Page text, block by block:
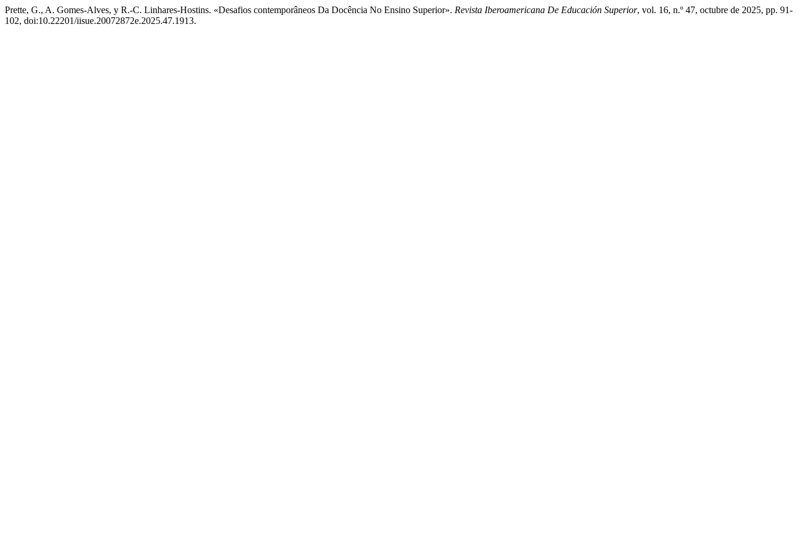
Prette, G., A. Gomes-Alves, y R.-C. Linhares-Hostins. «Desafios contemporâneos Da Docência No Ensino Superior». Revista Iberoamericana De Educación Superior, vol. 16, n.º 47, octubre de 2025, pp. 91-
102, doi:10.22201/iisue.20072872e.2025.47.1913.